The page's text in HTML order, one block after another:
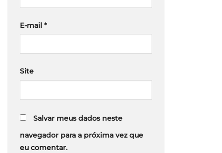
E-mail *
Site
Salvar meus dados neste
navegador para a próxima vez que
eu comentar.